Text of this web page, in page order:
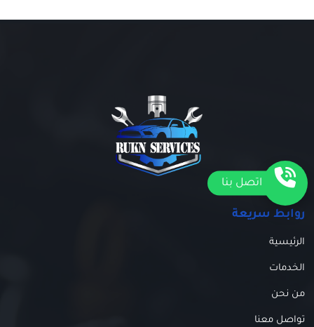
اتصل بنا
روابط سريعة
الرئيسية
الخدمات
من نحن
تواصل معنا